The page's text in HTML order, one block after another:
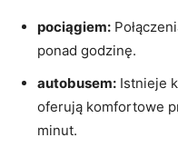
pociągiem:
ponad godzinę.
autobusem: Istnieje
oferują komfortowe
minut.